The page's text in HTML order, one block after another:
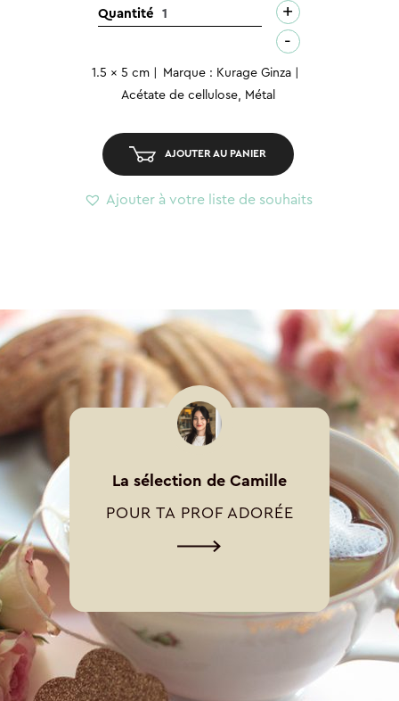
Quantitéquantité
arrondie
-
+
-
1.5 x 5 cm
Marque : Kurage Ginza
Acétate de cellulose, Métal
AJOUTER AU PANIER
Ajouter à votre liste de souhaits
La sélection de Camille
POUR TA PROF ADORÉE